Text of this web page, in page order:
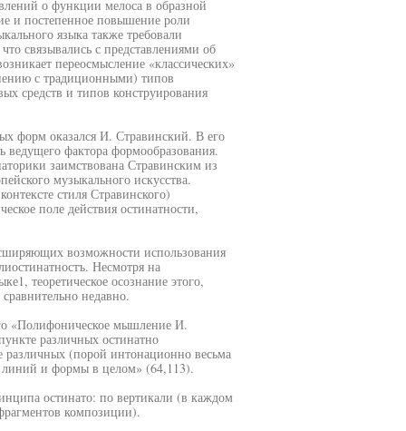
о функции мелоса в образной
и постепенное повышение роли
языка также требовали
связывались с представлениями об
переосмысление «классических»
с традиционными) типов
средств и типов конструирования
форм оказался И. Стравинский. В его
ведущего фактора формообразования.
заимствована Стравинским из
музыкального искусства.
стиля Стравинского)
поле действия остинатности,
возможности использования
Несмотря на
теоретическое осознание этого,
недавно.
«Полифоническое мышление И.
различных остинатно
(порой интонационно весьма
линий и формы в целом» (64,113).
остинато: по вертикали (в каждом
композиции).